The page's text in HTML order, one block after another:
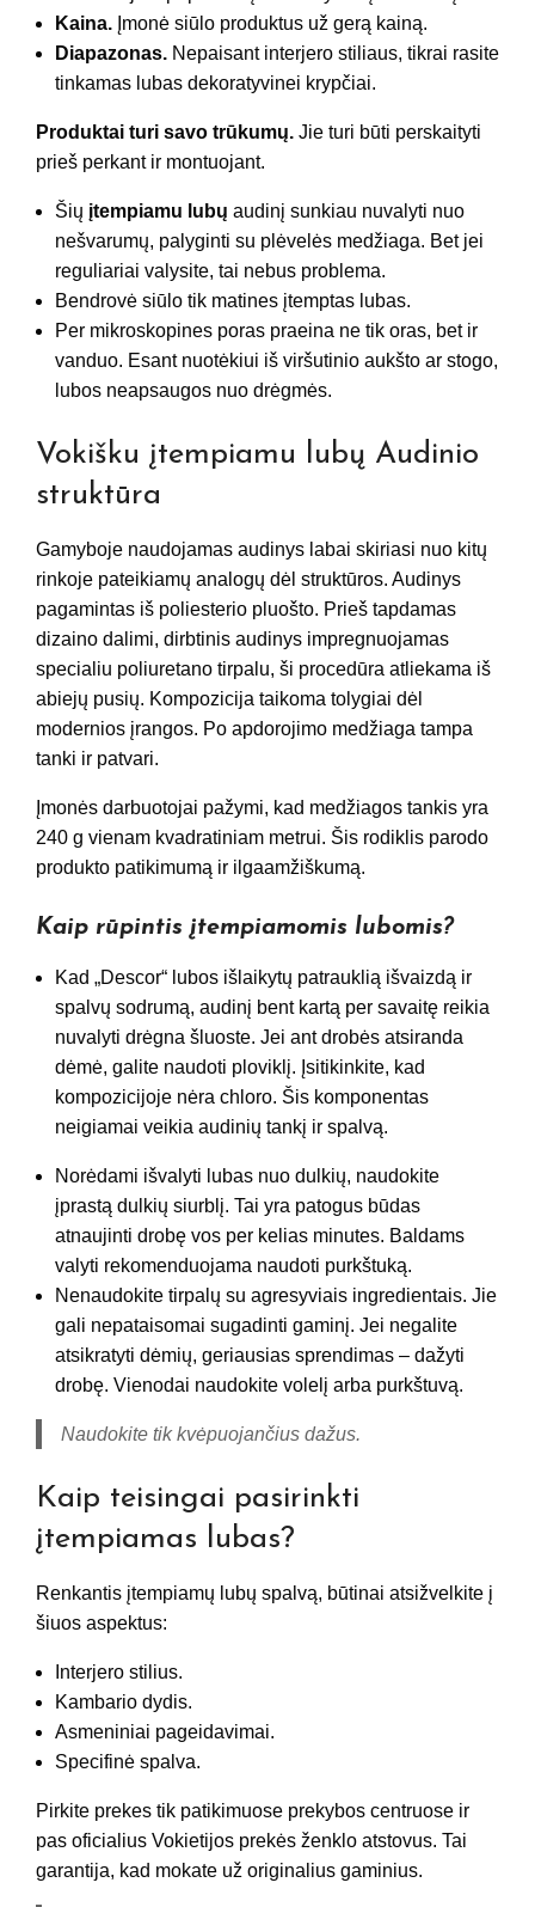
Kaina. Įmonė siūlo produktus už gerą kainą.
Diapazonas. Nepaisant interjero stiliaus, tikrai rasite
tinkamas lubas dekoratyvinei krypčiai.
Produktai turi savo trūkumų. Jie turi būti perskaityti
prieš perkant ir montuojant.
Šių įtempiamu lubų audinį sunkiau nuvalyti nuo
nešvarumų, palyginti su plėvelės medžiaga. Bet jei
reguliariai valysite, tai nebus problema.
Bendrovė siūlo tik matines įtemptas lubas.
Per mikroskopines poras praeina ne tik oras, bet ir
vanduo. Esant nuotėkiui iš viršutinio aukšto ar stogo,
lubos neapsaugos nuo drėgmės.
Vokišku įtempiamu lubų Audinio
struktūra
Gamyboje naudojamas audinys labai skiriasi nuo kitų
rinkoje pateikiamų analogų dėl struktūros. Audinys
pagamintas iš poliesterio pluošto. Prieš tapdamas
dizaino dalimi, dirbtinis audinys impregnuojamas
specialiu poliuretano tirpalu, ši procedūra atliekama iš
abiejų pusių. Kompozicija taikoma tolygiai dėl
modernios įrangos. Po apdorojimo medžiaga tampa
tanki ir patvari.
Įmonės darbuotojai pažymi, kad medžiagos tankis yra
240 g vienam kvadratiniam metrui. Šis rodiklis parodo
produkto patikimumą ir ilgaamžiškumą.
Kaip rūpintis įtempiamomis lubomis?
Kad „Descor“ lubos išlaikytų patrauklią išvaizdą ir
spalvų sodrumą, audinį bent kartą per savaitę reikia
nuvalyti drėgna šluoste. Jei ant drobės atsiranda
dėmė, galite naudoti ploviklį. Įsitikinkite, kad
kompozicijoje nėra chloro. Šis komponentas
neigiamai veikia audinių tankį ir spalvą.
Norėdami išvalyti lubas nuo dulkių, naudokite
įprastą dulkių siurblį. Tai yra patogus būdas
atnaujinti drobę vos per kelias minutes. Baldams
valyti rekomenduojama naudoti purkštuką.
Nenaudokite tirpalų su agresyviais ingredientais. Jie
gali nepataisomai sugadinti gaminį. Jei negalite
atsikratyti dėmių, geriausias sprendimas – dažyti
drobę. Vienodai naudokite volelį arba purkštuvą.
Naudokite tik kvėpuojančius dažus.
Kaip teisingai pasirinkti
įtempiamas lubas?
Renkantis įtempiamų lubų spalvą, būtinai atsižvelkite į
šiuos aspektus:
Interjero stilius.
Kambario dydis.
Asmeniniai pageidavimai.
Specifinė spalva.
Pirkite prekes tik patikimuose prekybos centruose ir
pas oficialius Vokietijos prekės ženklo atstovus. Tai
garantija, kad mokate už originalius gaminius.